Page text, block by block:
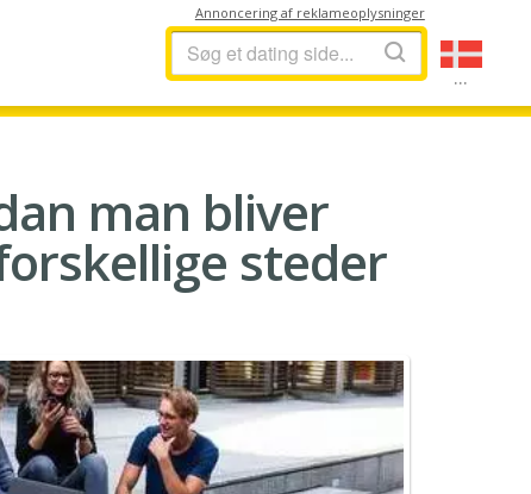
...
Annoncering af reklameoplysninger
man bliver
steder